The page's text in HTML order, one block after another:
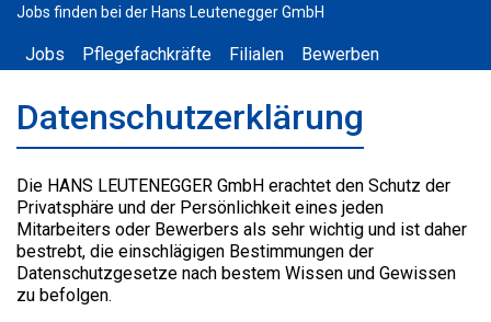
Jobs finden bei der Hans Leutenegger GmbH
Jobs Pflegefachkräfte Filialen Bewerben
Datenschutzerklärung
Die HANS LEUTENEGGER GmbH erachtet den Schutz der
Privatsphäre und der Persönlichkeit eines jeden
Mitarbeiters oder Bewerbers als sehr wichtig und ist daher
bestrebt, die einschlägigen Bestimmungen der
Datenschutzgesetze nach bestem Wissen und Gewissen
zu befolgen.